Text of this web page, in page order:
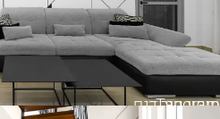
חיפוי קיר דגם
Tangram